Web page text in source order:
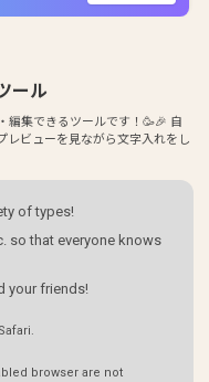
ール
編集できるツールです！🥳🎉 自
レビューを見ながら文字入れをし
of types!
so that everyone knows
your friends!
browser are not